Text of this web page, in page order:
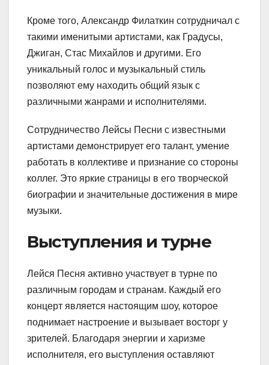
Кроме того, Александр Филаткин сотрудничал с
такими именитыми артистами, как Градусы,
Джиган, Стас Михайлов и другими. Его
уникальный голос и музыкальный стиль
позволяют ему находить общий язык с
различными жанрами и исполнителями.
Сотрудничество Лейсы Песни с известными
артистами демонстрирует его талант, умение
работать в коллективе и признание со стороны
коллег. Это яркие страницы в его творческой
биографии и значительные достижения в мире
музыки.
Выступления и турне
Лейся Песня активно участвует в турне по
различным городам и странам. Каждый его
концерт является настоящим шоу, которое
поднимает настроение и вызывает восторг у
зрителей. Благодаря энергии и харизме
исполнителя, его выступления оставляют